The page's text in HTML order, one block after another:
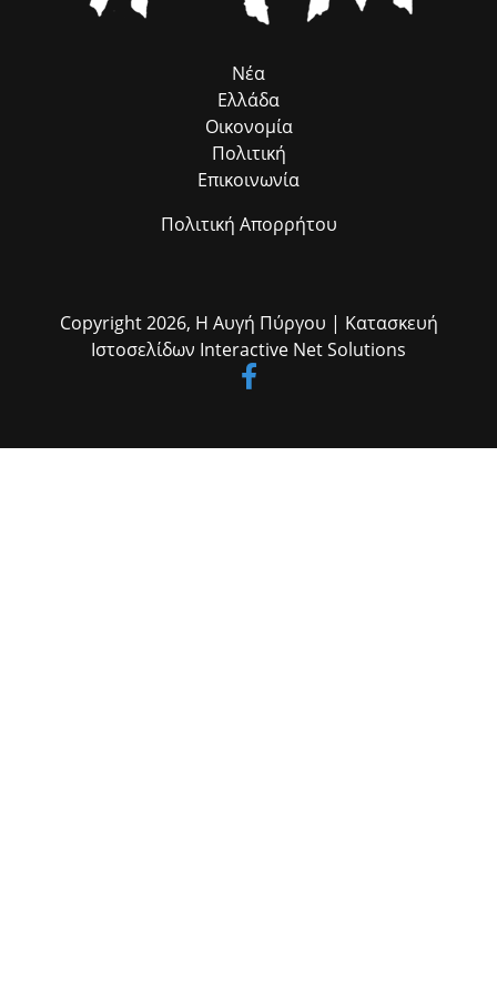
Νέα
Ελλάδα
Οικονομία
Πολιτική
Επικοινωνία
Πολιτική Απορρήτου
Copyright 2026, Η Αυγή Πύργου | Κατασκευή
Ιστοσελίδων Interactive Net Solutions